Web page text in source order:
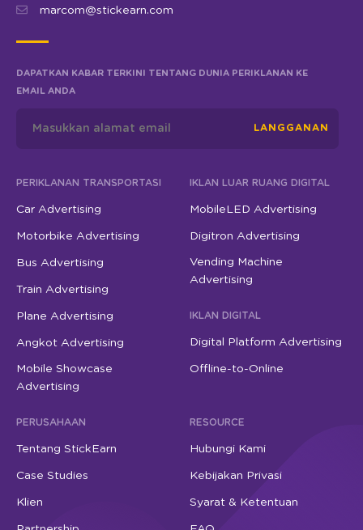
marcom@stickearn.com
DAPATKAN KABAR TERKINI TENTANG DUNIA PERIKLANAN KE
EMAIL ANDA
LANGGANAN
PERIKLANAN TRANSPORTASI
Car Advertising
Motorbike Advertising
Bus Advertising
Train Advertising
Plane Advertising
Angkot Advertising
Mobile Showcase
Advertising
IKLAN LUAR RUANG DIGITAL
MobileLED Advertising
Digitron Advertising
Vending Machine
Advertising
IKLAN DIGITAL
Digital Platform Advertising
Offline-to-Online
PERUSAHAAN
Tentang StickEarn
Case Studies
Klien
RESOURCE
Hubungi Kami
Kebijakan Privasi
Syarat & Ketentuan